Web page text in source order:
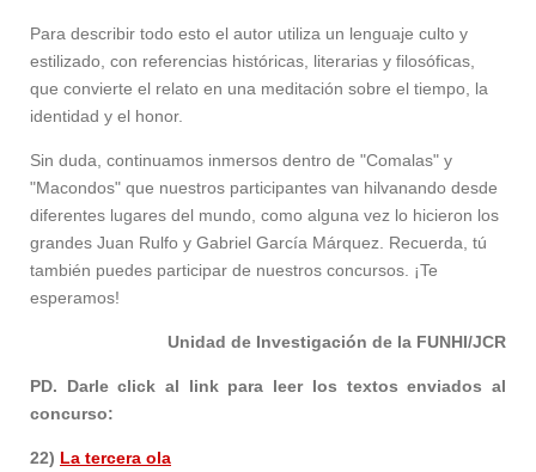
Para describir todo esto el autor utiliza un lenguaje culto y
estilizado, con referencias históricas, literarias y filosóficas,
que convierte el relato en una meditación sobre el tiempo, la
identidad y el honor.
Sin duda, continuamos inmersos dentro de "Comalas" y
"Macondos" que nuestros participantes van hilvanando desde
diferentes lugares del mundo, como alguna vez lo hicieron los
grandes Juan Rulfo y Gabriel García Márquez. Recuerda, tú
también puedes participar de nuestros concursos. ¡Te
esperamos!
Unidad de Investigación de la FUNHI/JCR
PD. Darle click al link para leer los textos enviados al
concurso:
22) La tercera ola